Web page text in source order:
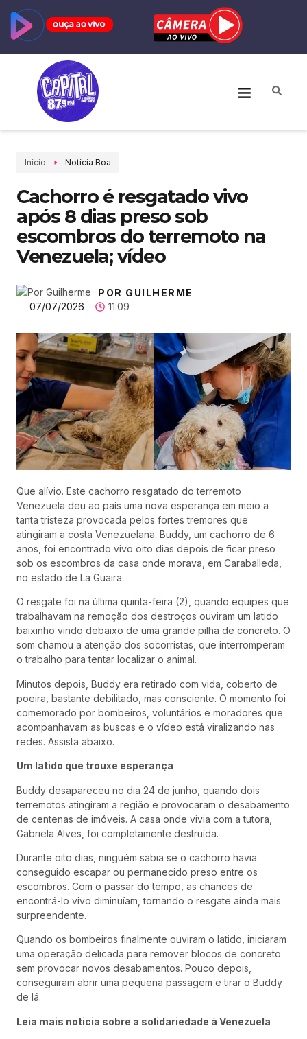
Início Notícia Boa
Cachorro é resgatado vivo
após 8 dias preso sob
escombros do terremoto na
Venezuela; vídeo
POR GUILHERME
07/07/2026
11:09
Que alívio. Este cachorro resgatado do terremoto
Venezuela deu ao país uma nova esperança em meio a
tanta tristeza provocada pelos fortes tremores que
atingiram a costa Venezuelana. Buddy, um cachorro de 6
anos, foi encontrado vivo oito dias depois de ficar preso
sob os escombros da casa onde morava, em Caraballeda,
no estado de La Guaira.
O resgate foi na última quinta-feira (2), quando equipes que
trabalhavam na remoção dos destroços ouviram um latido
baixinho vindo debaixo de uma grande pilha de concreto. O
som chamou a atenção dos socorristas, que interromperam
o trabalho para tentar localizar o animal.
Minutos depois, Buddy era retirado com vida, coberto de
poeira, bastante debilitado, mas consciente. O momento foi
comemorado por bombeiros, voluntários e moradores que
acompanhavam as buscas e o vídeo está viralizando nas
redes. Assista abaixo.
Um latido que trouxe esperança
Buddy desapareceu no dia 24 de junho, quando dois
terremotos atingiram a região e provocaram o desabamento
de centenas de imóveis. A casa onde vivia com a tutora,
Gabriela Alves, foi completamente destruída.
Durante oito dias, ninguém sabia se o cachorro havia
conseguido escapar ou permanecido preso entre os
escombros. Com o passar do tempo, as chances de
encontrá-lo vivo diminuíam, tornando o resgate ainda mais
surpreendente.
Quando os bombeiros finalmente ouviram o latido, iniciaram
uma operação delicada para remover blocos de concreto
sem provocar novos desabamentos. Pouco depois,
conseguiram abrir uma pequena passagem e tirar o Buddy
de lá.
Leia mais noticia sobre a solidariedade à Venezuela